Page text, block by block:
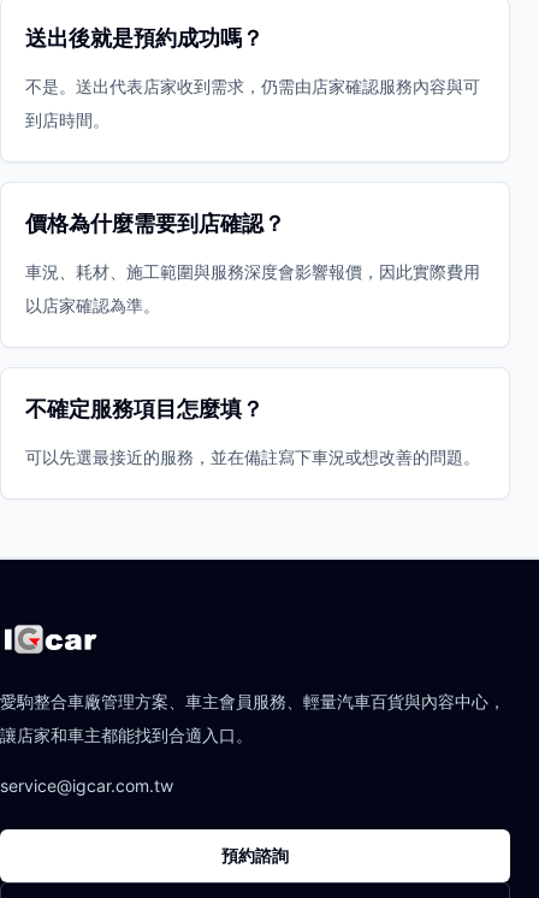
送出後就是預約成功嗎？
不是。送出代表店家收到需求，仍需由店家確認服務內容與可
到店時間。
價格為什麼需要到店確認？
車況、耗材、施工範圍與服務深度會影響報價，因此實際費用
以店家確認為準。
不確定服務項目怎麼填？
可以先選最接近的服務，並在備註寫下車況或想改善的問題。
愛駒整合車廠管理方案、車主會員服務、輕量汽車百貨與內容中心，
讓店家和車主都能找到合適入口。
service@igcar.com.tw
預約諮詢